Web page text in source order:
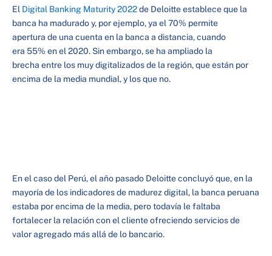
El Digital Banking Maturity 2022de Deloitte establece que la
banca ha madurado y, por ejemplo, ya el 70% permite
apertura de una cuenta en la banca a distancia, cuando
era 55% en el 2020. Sin embargo, se ha ampliado la
brecha entre los muy digitalizados de la región, que están por
encima de la media mundial, y los que no.
En el caso del Perú, el año pasado Deloitte concluyó que, en la
mayoría de los indicadores de madurez digital, la banca peruana
estaba por encima de la media, pero todavía le faltaba
fortalecer la relación con el cliente ofreciendo servicios de
valor agregado más allá de lo bancario.